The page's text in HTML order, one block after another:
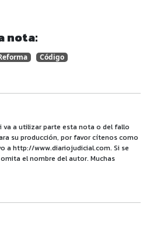
nota:
Código
va a utilizar parte esta nota o del fallo
su producción, por favor cítenos como
a http://www.diariojudicial.com. Si se
el nombre del autor. Muchas